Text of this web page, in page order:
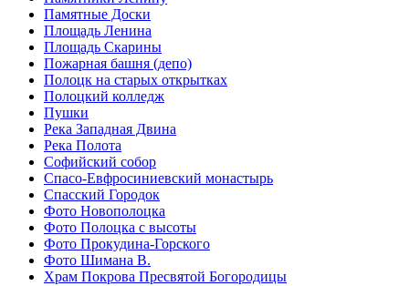
Памятные Доски
Площадь Ленина
Площадь Скарины
Пожарная башня (депо)
Полоцк на старых открытках
Полоцкий колледж
Пушки
Река Западная Двина
Река Полота
Софийский собор
Спасо-Евфросиниевский монастырь
Спасский Городок
Фото Новополоцка
Фото Полоцка с высоты
Фото Прокудина-Горского
Фото Шимана В.
Храм Покрова Пресвятой Богородицы